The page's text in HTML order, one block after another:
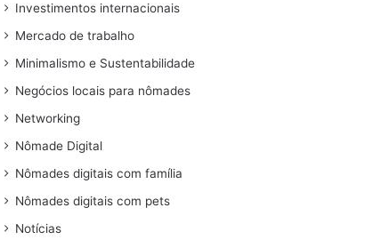
Investimentos internacionais
Mercado de trabalho
Minimalismo e Sustentabilidade
Negócios locais para nômades
Networking
Nômade Digital
Nômades digitais com família
Nômades digitais com pets
Notícias